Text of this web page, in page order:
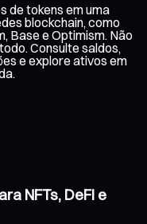
de tokens em uma
blockchain, como
Base e Optimism. Não
Consulte saldos,
e explore ativos em
NFTs, DeFi e